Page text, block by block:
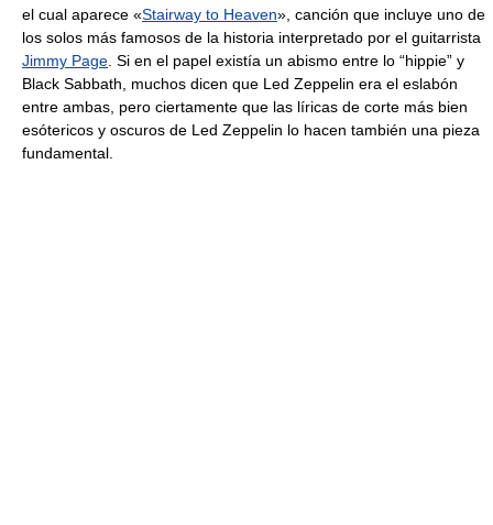
el cual aparece «Stairway to Heaven», canción que incluye uno de
los solos más famosos de la historia interpretado por el guitarrista
Jimmy Page. Si en el papel existía un abismo entre lo “hippie” y
Black Sabbath, muchos dicen que Led Zeppelin era el eslabón
entre ambas, pero ciertamente que las líricas de corte más bien
esótericos y oscuros de Led Zeppelin lo hacen también una pieza
fundamental.